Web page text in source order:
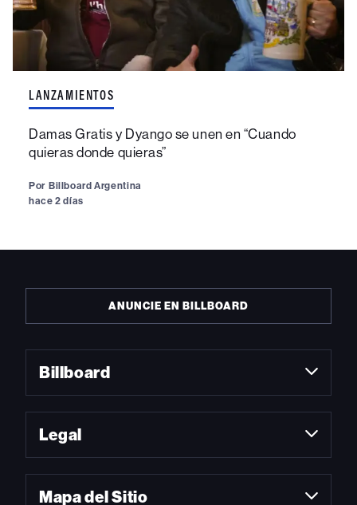
LANZAMIENTOS
Damas Gratis y Dyango se unen en “Cuando
quieras donde quieras”
Por Billboard Argentina
hace 2 días
ANUNCIE EN BILLBOARD
Billboard
Legal
Mapa del Sitio